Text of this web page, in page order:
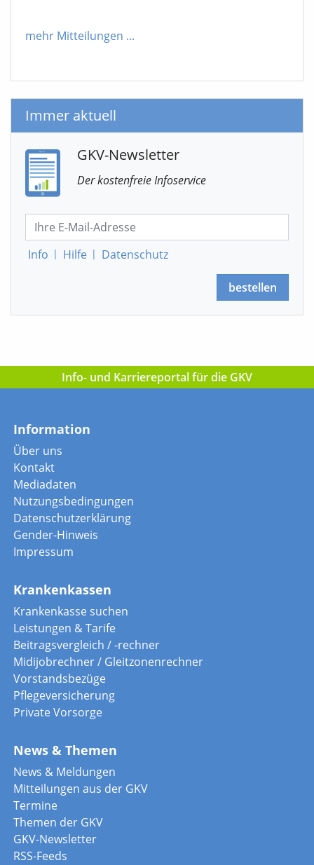
mehr Mitteilungen ...
Immer aktuell
GKV-Newsletter
Der kostenfreie Infoservice
Info | Hilfe | Datenschutz
bestellen
Info- und Karriereportal für die GKV
Information
Über uns
Kontakt
Mediadaten
Nutzungsbedingungen
Datenschutzerklärung
Gender-Hinweis
Impressum
Krankenkassen
Krankenkasse suchen
Leistungen & Tarife
Beitragsvergleich / -rechner
Midijobrechner / Gleitzonenrechner
Vorstandsbezüge
Pflegeversicherung
Private Vorsorge
News & Themen
News & Meldungen
Mitteilungen aus der GKV
Termine
Themen der GKV
GKV-Newsletter
RSS-Feeds